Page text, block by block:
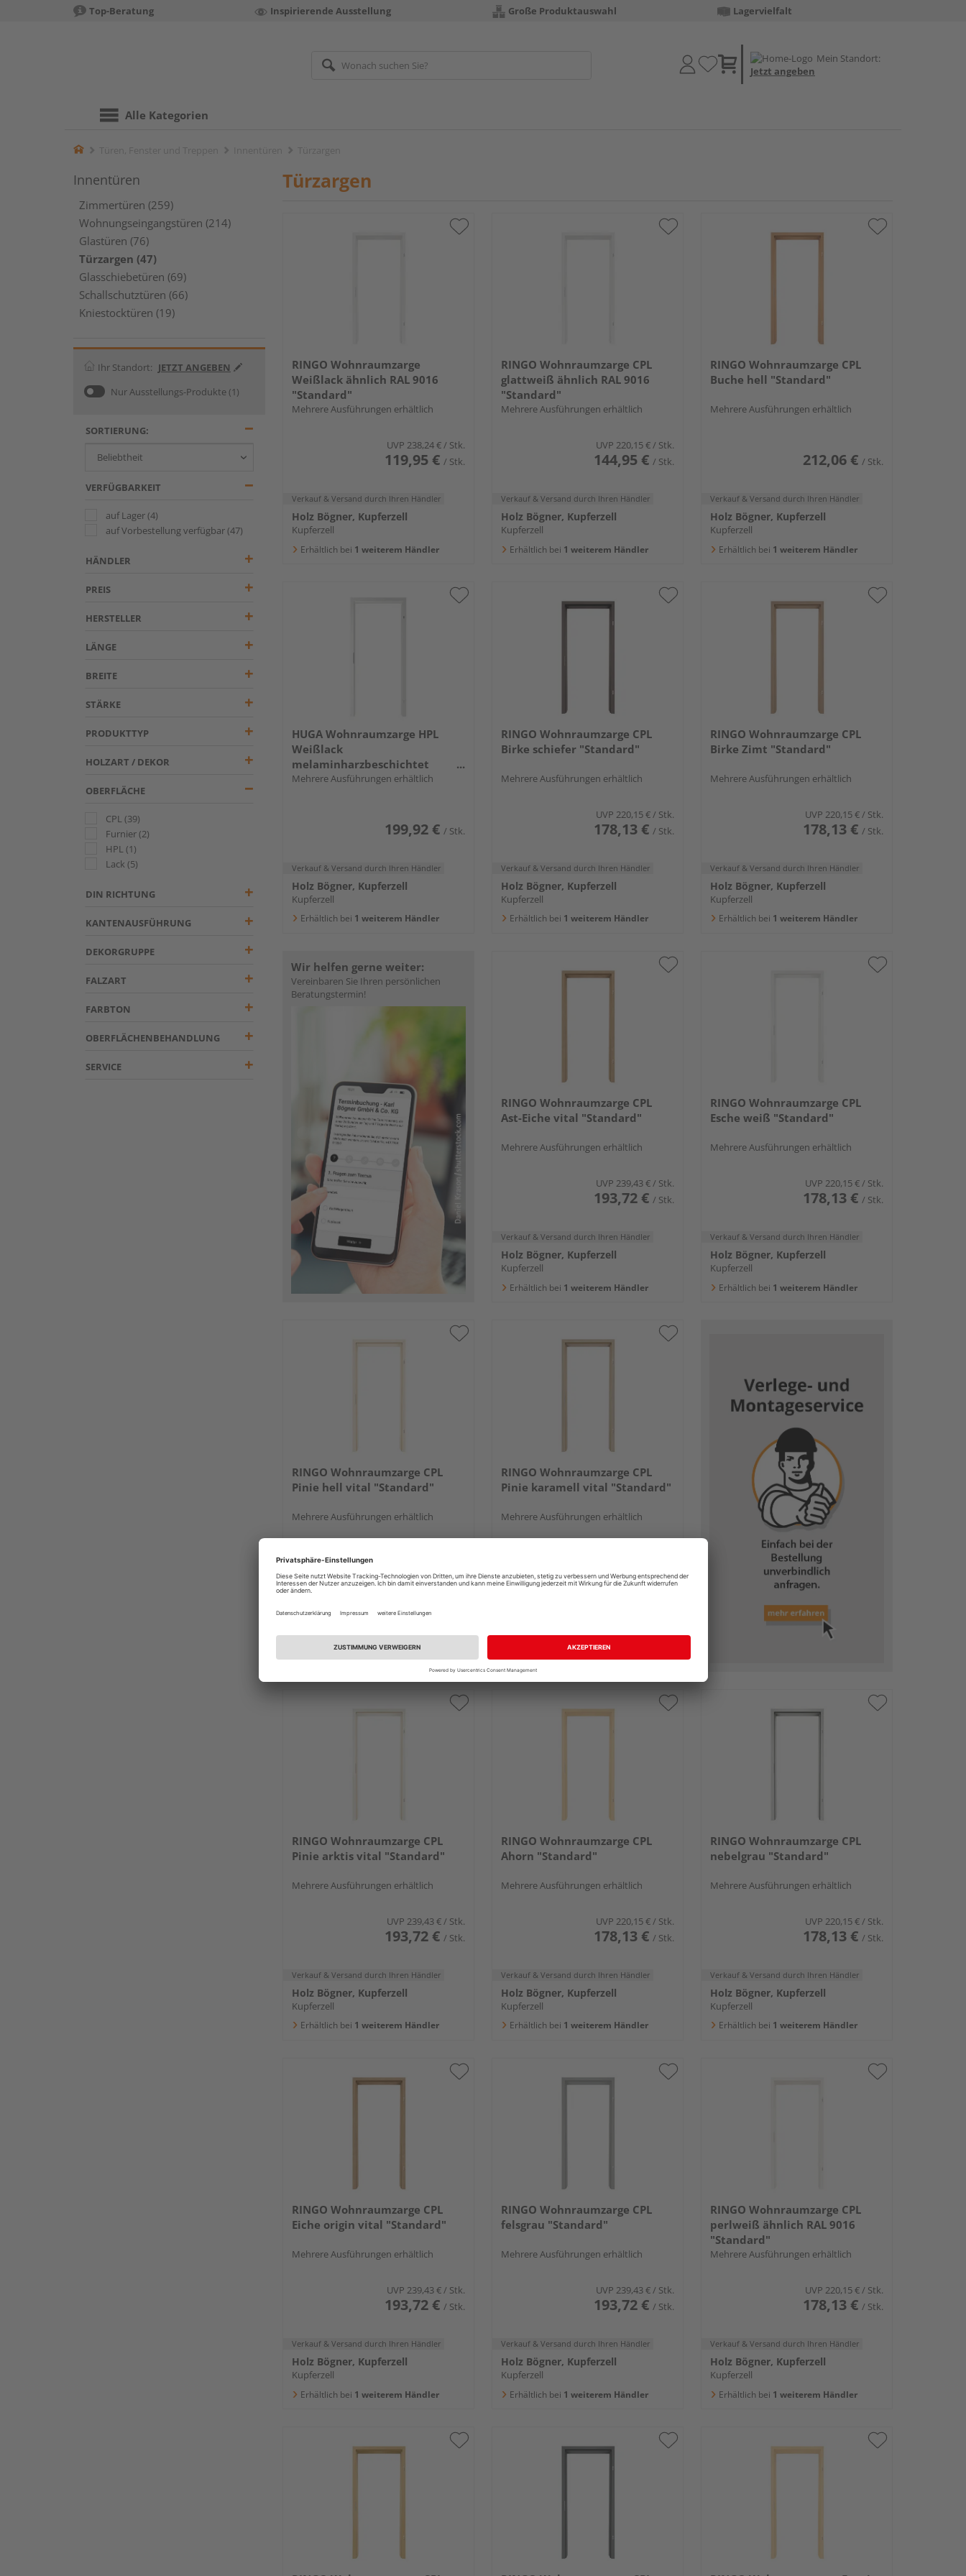
Top-Beratung Inspirierende Ausstellung Große Produktauswahl Lagervielfalt
Mein Standort:
Jetzt angeben
Alle Kategorien
Home
Innentüren
Zimmertüren (259)
Wohnungseingangstüren (214)
Glastüren (76)
Türzargen (47)
Glasschiebetüren (69)
Schallschutztüren (66)
Kniestocktüren (19)
Ihr Standort: JETZT ANGEBEN
Nur Ausstellungs-Produkte (1)
SORTIERUNG:
VERFÜGBARKEIT
auf Lager(4)
auf Vorbestellung verfügbar(47)
HÄNDLER
PREIS
HERSTELLER
LÄNGE
BREITE
STÄRKE
PRODUKTTYP
HOLZART / DEKOR
OBERFLÄCHE
CPL (39)
Furnier(2)
HPL(1)
Lack (5)
DIN RICHTUNG
KANTENAUSFÜHRUNG
DEKORGRUPPE
FALZART
FARBTON
OBERFLÄCHENBEHANDLUNG
SERVICE
Türzargen
RINGO Wohnraumzarge
Weißlack ähnlich RAL 9016
"Standard"
Mehrere Ausführungen erhältlich
UVP 238,24 €/ Stk.
119,95 € / Stk.
Verkauf & Versand durch Ihren Händler
Holz Bögner, Kupferzell
Kupferzell
Erhältlich bei 1 weiterem Händler
RINGO Wohnraumzarge CPL
glattweiß ähnlich RAL 9016
"Standard"
Mehrere Ausführungen erhältlich
UVP 220,15 €/ Stk.
144,95 € / Stk.
Verkauf & Versand durch Ihren Händler
Holz Bögner, Kupferzell
Kupferzell
Erhältlich bei 1 weiterem Händler
RINGO Wohnraumzarge CPL
Buche hell "Standard"
Mehrere Ausführungen erhältlich
212,06 € / Stk.
Verkauf & Versand durch Ihren Händler
Holz Bögner, Kupferzell
Kupferzell
Erhältlich bei 1 weiterem Händler
HUGA Wohnraumzarge HPL
Weißlack
melaminharzbeschichtet
"Basic"
Mehrere Ausführungen erhältlich
199,92 € / Stk.
Verkauf & Versand durch Ihren Händler
Holz Bögner, Kupferzell
Kupferzell
Erhältlich bei 1 weiterem Händler
RINGO Wohnraumzarge CPL
Birke schiefer "Standard"
Mehrere Ausführungen erhältlich
UVP 220,15 €/ Stk.
178,13 € / Stk.
Verkauf & Versand durch Ihren Händler
Holz Bögner, Kupferzell
Kupferzell
Erhältlich bei 1 weiterem Händler
RINGO Wohnraumzarge CPL
Birke Zimt "Standard"
Mehrere Ausführungen erhältlich
UVP 220,15 €/ Stk.
178,13 € / Stk.
Verkauf & Versand durch Ihren Händler
Holz Bögner, Kupferzell
Kupferzell
Erhältlich bei 1 weiterem Händler
Wir helfen gerne weiter:
Vereinbaren Sie Ihren persönlichen
Beratungstermin!
RINGO Wohnraumzarge CPL
Ast-Eiche vital "Standard"
Mehrere Ausführungen erhältlich
UVP 239,43 €/ Stk.
193,72 € / Stk.
Verkauf & Versand durch Ihren Händler
Holz Bögner, Kupferzell
Kupferzell
Erhältlich bei 1 weiterem Händler
RINGO Wohnraumzarge CPL
Esche weiß "Standard"
Mehrere Ausführungen erhältlich
UVP 220,15 €/ Stk.
178,13 € / Stk.
Verkauf & Versand durch Ihren Händler
Holz Bögner, Kupferzell
Kupferzell
Erhältlich bei 1 weiterem Händler
RINGO Wohnraumzarge CPL
Pinie hell vital "Standard"
Mehrere Ausführungen erhältlich
Kupferzell
RINGO Wohnraumzarge CPL
Pinie karamell vital "Standard"
Mehrere Ausführungen erhältlich
Kupferzell
RINGO Wohnraumzarge CPL
Pinie arktis vital "Standard"
Mehrere Ausführungen erhältlich
UVP 239,43 €/ Stk.
193,72 € / Stk.
Verkauf & Versand durch Ihren Händler
Holz Bögner, Kupferzell
Kupferzell
Erhältlich bei 1 weiterem Händler
RINGO Wohnraumzarge CPL
Ahorn "Standard"
Mehrere Ausführungen erhältlich
UVP 220,15 €/ Stk.
178,13 € / Stk.
Verkauf & Versand durch Ihren Händler
Holz Bögner, Kupferzell
Kupferzell
Erhältlich bei 1 weiterem Händler
RINGO Wohnraumzarge CPL
nebelgrau "Standard"
Mehrere Ausführungen erhältlich
UVP 220,15 €/ Stk.
178,13 € / Stk.
Verkauf & Versand durch Ihren Händler
Holz Bögner, Kupferzell
Kupferzell
Erhältlich bei 1 weiterem Händler
RINGO Wohnraumzarge CPL
Eiche origin vital "Standard"
Mehrere Ausführungen erhältlich
UVP 239,43 €/ Stk.
193,72 € / Stk.
Verkauf & Versand durch Ihren Händler
Holz Bögner, Kupferzell
Kupferzell
Erhältlich bei 1 weiterem Händler
RINGO Wohnraumzarge CPL
felsgrau "Standard"
Mehrere Ausführungen erhältlich
UVP 239,43 €/ Stk.
193,72 € / Stk.
Verkauf & Versand durch Ihren Händler
Holz Bögner, Kupferzell
Kupferzell
Erhältlich bei 1 weiterem Händler
RINGO Wohnraumzarge CPL
perlweiß ähnlich RAL 9016
"Standard"
Mehrere Ausführungen erhältlich
UVP 220,15 €/ Stk.
178,13 € / Stk.
Verkauf & Versand durch Ihren Händler
Holz Bögner, Kupferzell
Kupferzell
Erhältlich bei 1 weiterem Händler